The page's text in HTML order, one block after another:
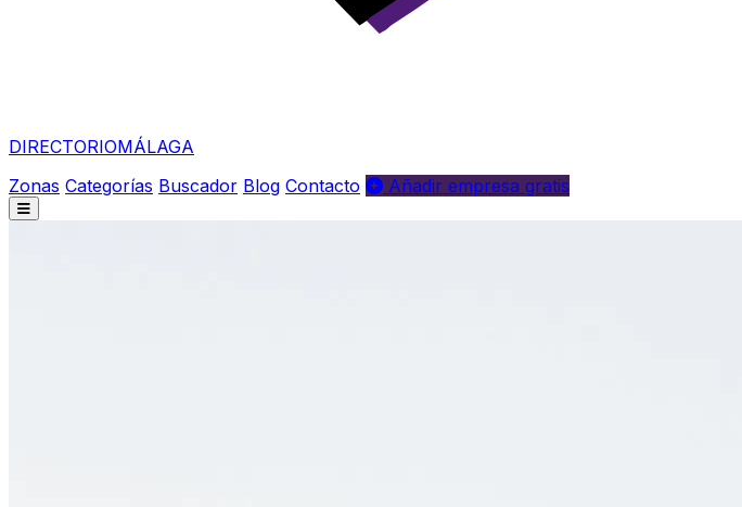
DIRECTORIOMÁLAGA
Zonas Categorías Buscador Blog Contacto Añadir empresa gratis